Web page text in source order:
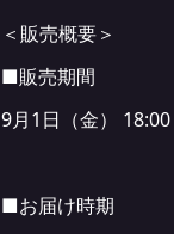
＜販売概要＞
■販売期間
9月1日（金）
■お届け時期